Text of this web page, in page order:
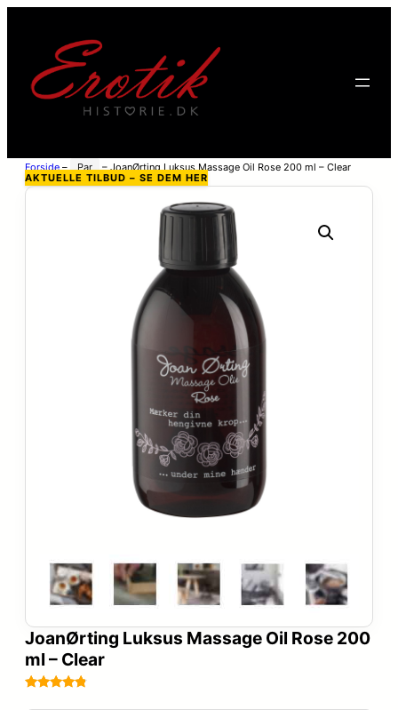
Forside– Par –JoanØrting Luksus Massage Oil Rose 200 ml – Clear
AKTUELLE TILBUD – SE DEM HER
JoanØrting Luksus Massage Oil Rose 200
ml – Clear